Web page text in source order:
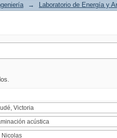
→ Laboratorio de Energía y